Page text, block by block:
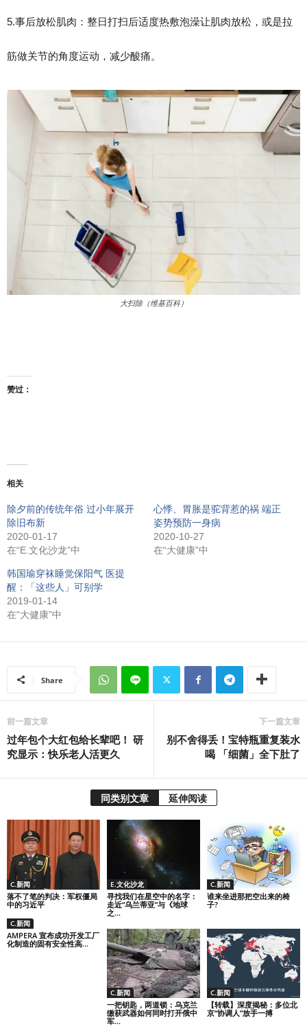
5.事后放松肌肉：整日打扫后适度热敷泡澡让肌肉放松，或是拉
筋做关节的角度运动，减少酸痛。
大扫除（维基百科）
赞过：
相关
除夕前的传统年俗 过小年展开
除旧布新
2020-01-17
在“E.文化沙龙”中
心悸、胃胀是驼背惹的祸 端正
姿势预防一身病
2020-10-27
在“大健康”中
韩国瑜穿袜睡觉保阳气 医提
醒：「这些人」可别学
2019-01-14
在“大健康”中
Share
前一篇文章
过年包个大红包给长辈吧！ 研
究显示：快乐老人活更久
下一篇文章
别不舍得丢！宝特瓶重复装水
喝 「细菌」全下肚了
同类别文章 延伸阅读
C.新闻
落不了笔的判决：军权僵局
中的习近平
E.文化沙龙
寻找我们在星空中的名字：
走近“乌兰蒂亚”与《地球
之...
C.新闻
谁来坐进那把空出来的椅
子?
C.新闻
AMPERA 宣布成功开发工厂
化制造的固有安全性高...
C.新闻
一把钥匙，两道锁：乌克兰
缴获武器如何同时打开俄中
军...
C.新闻
【转载】深度揭秘：多位北
京“协调人”放手一搏